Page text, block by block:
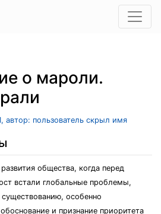
о мароли.
автор: пользователь скрыл имя
общества, когда перед
встали глобальные проблемы,
особенно
и признание приоритета